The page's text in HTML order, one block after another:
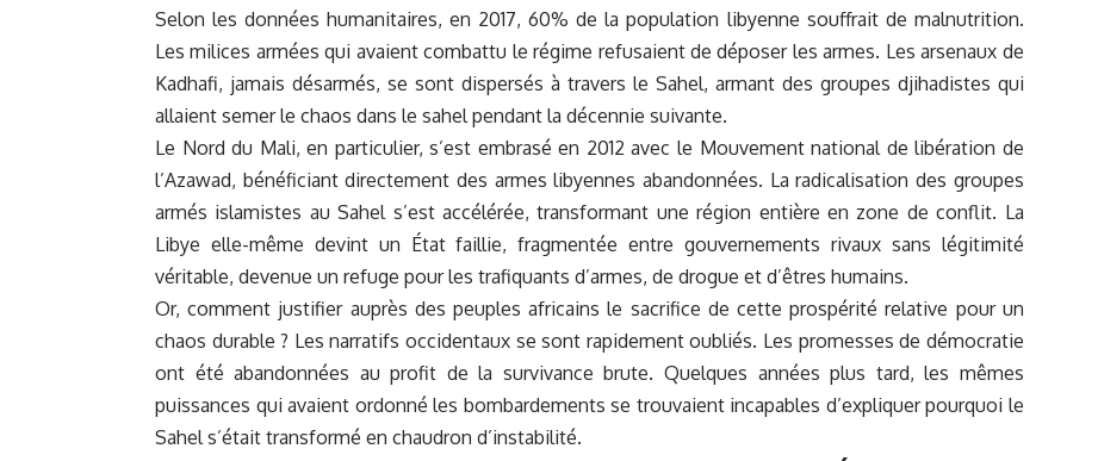
Selon les données humanitaires, en 2017, 60% de la population libyenne souffrait de malnutrition.
Les milices armées qui avaient combattu le régime refusaient de déposer les armes. Les arsenaux de
Kadhafi, jamais désarmés, se sont dispersés à travers le Sahel, armant des groupes djihadistes qui
allaient semer le chaos dans le sahel pendant la décennie suivante.
Le Nord du Mali, en particulier, s’est embrasé en 2012 avec le Mouvement national de libération de
l’Azawad, bénéficiant directement des armes libyennes abandonnées. La radicalisation des groupes
armés islamistes au Sahel s’est accélérée, transformant une région entière en zone de conflit. La
Libye elle-même devint un État faillie, fragmentée entre gouvernements rivaux sans légitimité
véritable, devenue un refuge pour les trafiquants d’armes, de drogue et d’êtres humains.
Or, comment justifier auprès des peuples africains le sacrifice de cette prospérité relative pour un
chaos durable ? Les narratifs occidentaux se sont rapidement oubliés. Les promesses de démocratie
ont été abandonnées au profit de la survivance brute. Quelques années plus tard, les mêmes
puissances qui avaient ordonné les bombardements se trouvaient incapables d’expliquer pourquoi le
Sahel s’était transformé en chaudron d’instabilité.